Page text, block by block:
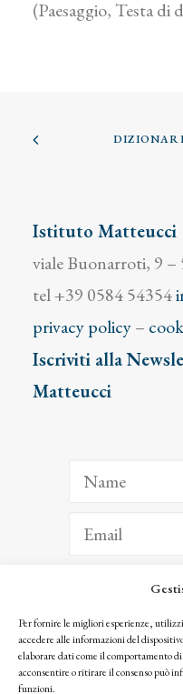
Per fornire le migliori esperienze,
accedere alle informazioni del
elaborare dati come il comportamento
acconsentire o ritirare il consenso può
funzioni.
(Paesaggio, Testa di
Istituto Matteucci
viale Buonarroti, 9
tel +39 0584 54354
privacy policy–
Iscriviti alla
Matteucci
Facendo clic per iscriverti,
seguendo la nostra Privacy Policy
© 2025 Istituto Matteucci. All right